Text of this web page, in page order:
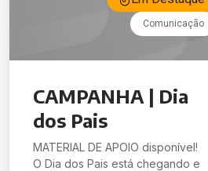
Comunicação
CAMPANHA | Dia
dos Pais
MATERIAL DE APOIO disponível!
O Dia dos Pais está chegando e